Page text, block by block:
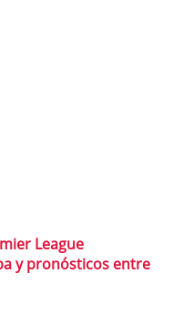
League
y pronósticos entre